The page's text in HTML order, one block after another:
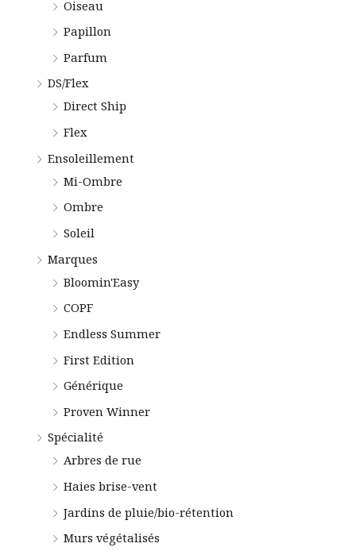
Oiseau
Papillon
Parfum
DS/Flex
Direct Ship
Flex
Ensoleillement
Mi-Ombre
Ombre
Soleil
Marques
Bloomin'Easy
COPF
Endless Summer
First Edition
Générique
Proven Winner
Spécialité
Arbres de rue
Haies brise-vent
Jardins de pluie/bio-rétention
Murs végétalisés